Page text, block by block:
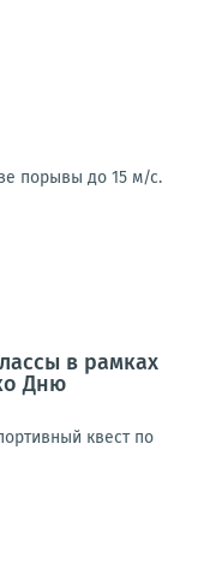
порывы до 15 м/с.
в рамках
Дню
квест по